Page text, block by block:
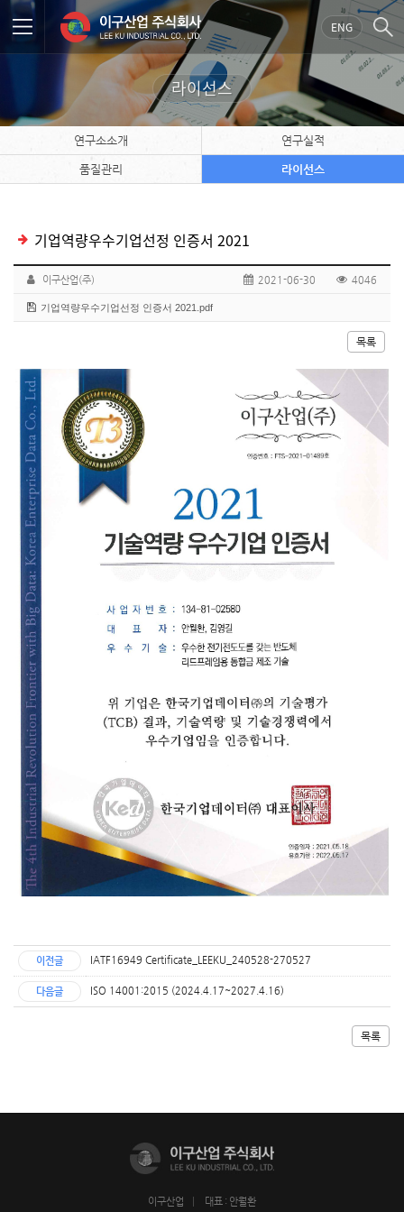
ENG
라이선스
연구소소개 연구실적
품질관리 라이선스
기업역량우수기업선정 인증서 2021
이구산업(주) 2021-06-30 4046
기업역량우수기업선정 인증서 2021.pdf
목록
이전글 IATF16949 Certificate_LEEKU_240528-270527
다음글 ISO 14001:2015 (2024.4.17~2027.4.16)
목록
이구산업 대표 : 안월환